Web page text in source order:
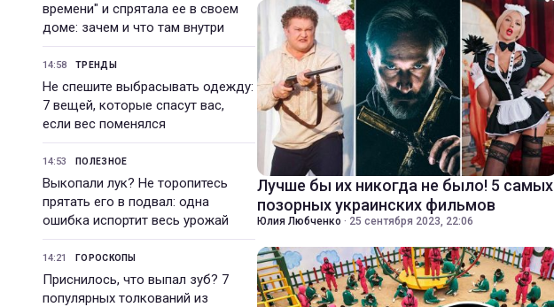
времени" и спрятала ее в своем
доме: зачем и что там внутри
14:58 ТРЕНДЫ
Не спешите выбрасывать одежду:
7 вещей, которые спасут вас,
если вес поменялся
14:53 ПОЛЕЗНОЕ
Выкопали лук? Не торопитесь
прятать его в подвал: одна
ошибка испортит весь урожай
14:21 ГОРОСКОПЫ
Приснилось, что выпал зуб? 7
популярных толкований из
Лучше бы их никогда не было! 5 самых
позорных украинских фильмов
Юлия Любченко · 25 сентября 2023, 22:06